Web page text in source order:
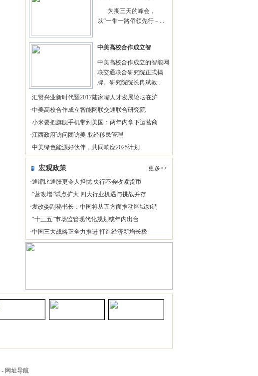
为期三天的峰会，
以“一带一路侨领先行－...
中美高校合作成立智
中美高校合作成立的智能网
联交通联合研究院正式揭
牌。研究院院长冉斌教...
·汇贤兴业新时代暨2017陆家嘴人才发展论坛在沪
·中美高校合作成立智能网联交通联合研究院
·小米要把旗舰手机带到美国：两年内拿下运营商
·江西政府访问团访美 取经移民管理
·中美绿色能源好伙伴，共同响应2025计划
宏观政策
更多>>
·通缩比通胀更令人担忧 央行不会收紧货币
·“营改增”试点扩大 四大行业机遇与挑战并存
·发改委副秘书长：中国将从五方面推动区域协调
·“十三五”市场监管现代化规划或年内出台
·中国三大战略正全力推进 打造经济新增长极
- 网址导航